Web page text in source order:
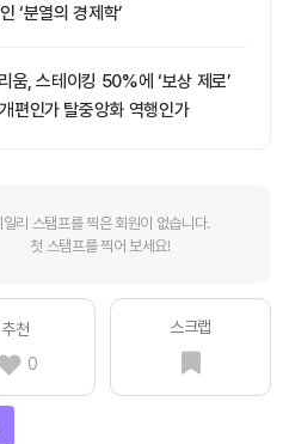
‘분열의 경제학’
움, 스테이킹 50%에 ‘보상 제로’
편인가 탈중앙화 역행인가
일리 스탬프를 찍은 회원이 없습니다.
첫 스탬프를 찍어 보세요!
추천
0
스크랩